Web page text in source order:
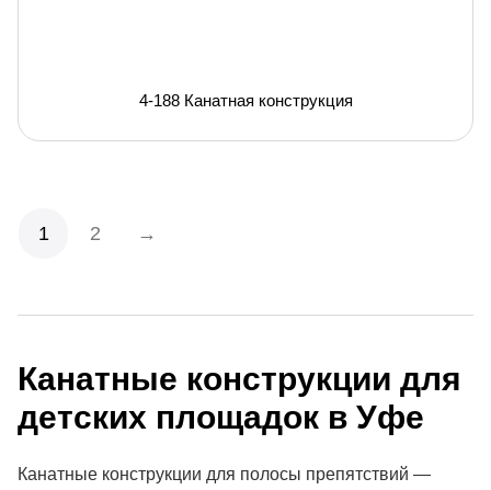
4-188 Канатная конструкция
1 2 →
Канатные конструкции для
детских площадок в Уфе
Канатные конструкции для полосы препятствий —